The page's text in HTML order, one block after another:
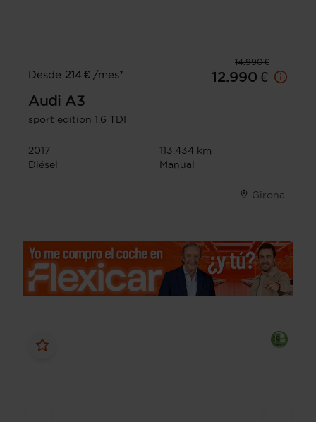
14.990 €
Desde 214 € /mes*
12.990 €
Audi A3
sport edition 1.6 TDI
2017
113.434 km
Diésel
Manual
Girona